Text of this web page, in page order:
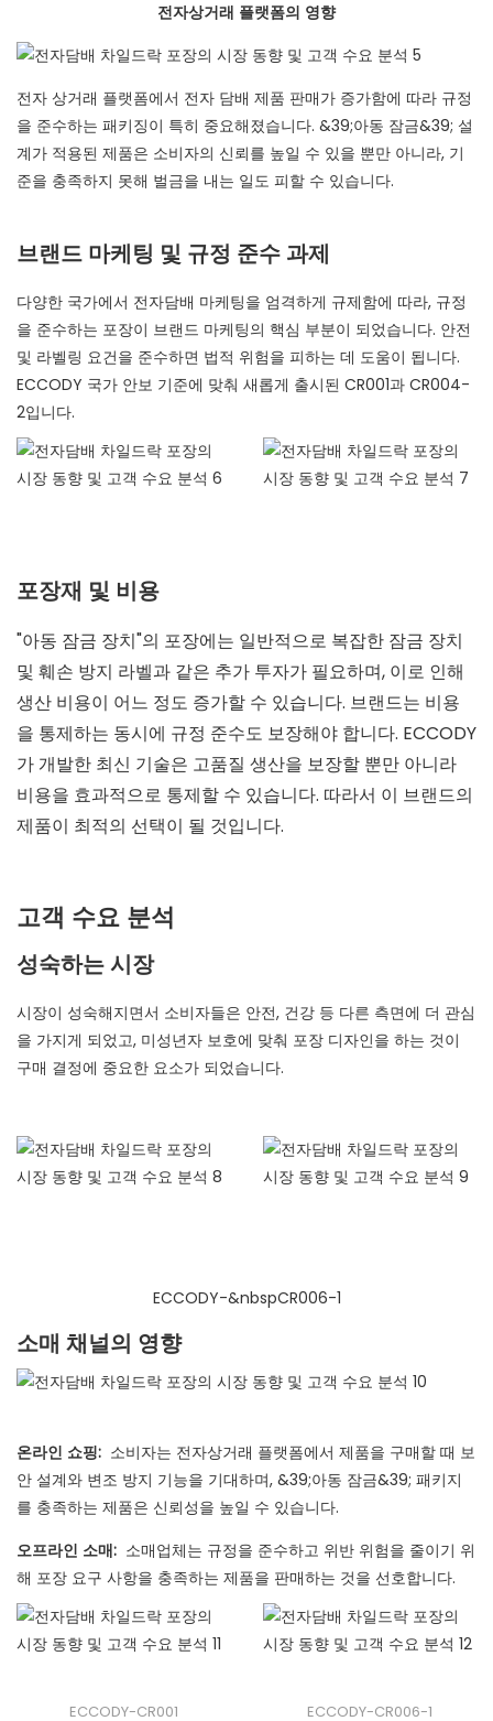
전자상거래 플랫폼의 영향
전자 상거래 플랫폼에서 전자 담배 제품 판매가 증가함에 따라 규정
을 준수하는 패키징이 특히 중요해졌습니다. &39;아동 잠금&39; 설
계가 적용된 제품은 소비자의 신뢰를 높일 수 있을 뿐만 아니라, 기
준을 충족하지 못해 벌금을 내는 일도 피할 수 있습니다.
브랜드 마케팅 및 규정 준수 과제
다양한 국가에서 전자담배 마케팅을 엄격하게 규제함에 따라, 규정
을 준수하는 포장이 브랜드 마케팅의 핵심 부분이 되었습니다. 안전
및 라벨링 요건을 준수하면 법적 위험을 피하는 데 도움이 됩니다.
ECCODY 국가 안보 기준에 맞춰 새롭게 출시된 CR001과 CR004-
2입니다.
포장재 및 비용
"아동 잠금 장치"의 포장에는 일반적으로 복잡한 잠금 장치
및 훼손 방지 라벨과 같은 추가 투자가 필요하며, 이로 인해
생산 비용이 어느 정도 증가할 수 있습니다. 브랜드는 비용
을 통제하는 동시에 규정 준수도 보장해야 합니다. ECCODY
가 개발한 최신 기술은 고품질 생산을 보장할 뿐만 아니라
비용을 효과적으로 통제할 수 있습니다. 따라서 이 브랜드의
제품이 최적의 선택이 될 것입니다.
고객 수요 분석
성숙하는 시장
시장이 성숙해지면서 소비자들은 안전, 건강 등 다른 측면에 더 관심
을 가지게 되었고, 미성년자 보호에 맞춰 포장 디자인을 하는 것이
구매 결정에 중요한 요소가 되었습니다.
ECCODY-&nbspCR006-1
소매 채널의 영향
온라인 쇼핑: 소비자는 전자상거래 플랫폼에서 제품을 구매할 때 보
안 설계와 변조 방지 기능을 기대하며, &39;아동 잠금&39; 패키지
를 충족하는 제품은 신뢰성을 높일 수 있습니다.
오프라인 소매: 소매업체는 규정을 준수하고 위반 위험을 줄이기 위
해 포장 요구 사항을 충족하는 제품을 판매하는 것을 선호합니다.
ECCODY-CR001 ECCODY-CR006-1